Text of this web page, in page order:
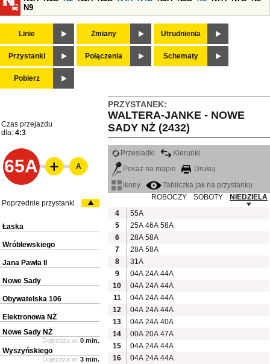
N9
Linie Zmiany Utrudnienia
Przystanki Połączenia Schematy
Pobierz
PRZYSTANEK:
WALTERA-JANKE - NOWE
SADY NŻ (2432)
Czas przejazdu
dla: 4:3
65A
Przesiadki
Kierunki
Pokaż na mapie
Drukuj
ikony
Tabliczka jak na przystanku
ROBOCZY
SOBOTY
NIEDZIELA
4
55A
5
25A 46A 58A
6
28A 58A
7
28A 58A
8
31A
9
04A 24A 44A
10
04A 24A 44A
11
04A 24A 44A
12
04A 24A 44A
13
04A 24A 40A
14
00A 20A 47A
15
04A 24A 44A
16
04A 24A 44A
A
Poprzednie przystanki
Łaska
Wróblewskiego
Jana Pawła II
Nowe Sady
Obywatelska 106
Elektronowa NŻ
Nowe Sady NŻ
Dojeżdża w: 0 min.
Wyszyńskiego
Dojeżdża w: 3 min.